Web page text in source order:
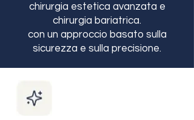
chirurgia estetica avanzata e
chirurgia bariatrica.
con un approccio basato sulla
sicurezza e sulla precisione.